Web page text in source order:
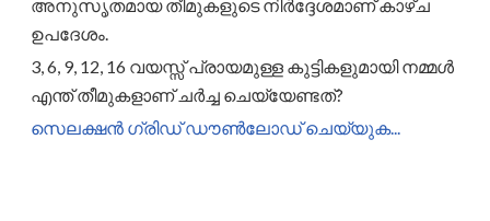
അനുസൃതമായ തീമുകളുടെ നിർദ്ദേശമാണ് കാഴ്ച
ഉപദേശം.
3, 6, 9, 12, 16 വയസ്സ് പ്രായമുള്ള കുട്ടികളുമായി നമ്മൾ
എന്ത് തീമുകളാണ് ചർച്ച ചെയ്യേണ്ടത്?
സെലക്ഷൻ ഗ്രിഡ് ഡൗൺലോഡ് ചെയ്യുക...